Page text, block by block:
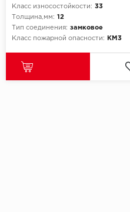
Класс износостойкости: 33
Толщина,мм: 12
Тип соединения: замковое
Класс пожарной опасности:
КМ3